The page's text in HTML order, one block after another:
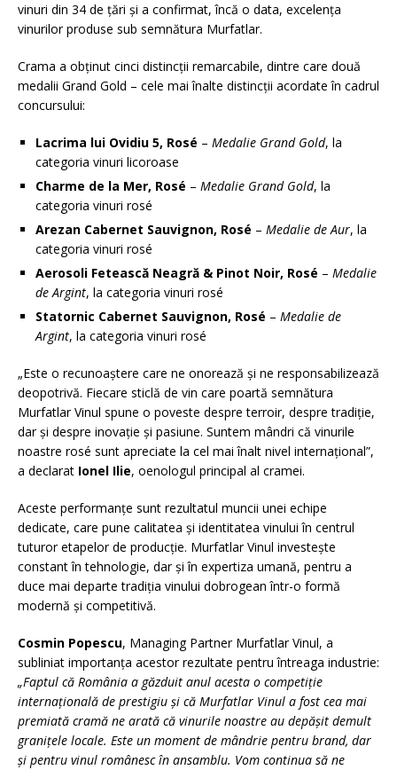
vinuri din 34 de țări și a confirmat, încă o data, excelența
vinurilor produse sub semnătura Murfatlar.
Crama a obținut cinci distincții remarcabile, dintre care două
medalii Grand Gold – cele mai înalte distincții acordate în cadrul
concursului:
Lacrima lui Ovidiu 5, Rosé – Medalie Grand Gold, la
categoria vinuri licoroase
Charme de la Mer, Rosé – Medalie Grand Gold, la
categoria vinuri rosé
Arezan Cabernet Sauvignon, Rosé – Medalie de Aur, la
categoria vinuri rosé
Aerosoli Fetească Neagră & Pinot Noir, Rosé – Medalie
de Argint, la categoria vinuri rosé
Statornic Cabernet Sauvignon, Rosé – Medalie de
Argint, la categoria vinuri rosé
„Este o recunoaștere care ne onorează și ne responsabilizează
deopotrivă. Fiecare sticlă de vin care poartă semnătura
Murfatlar Vinul spune o poveste despre terroir, despre tradiție,
dar și despre inovație și pasiune. Suntem mândri că vinurile
noastre rosé sunt apreciate la cel mai înalt nivel internațional”,
a declarat Ionel Ilie, oenologul principal al cramei.
Aceste performanțe sunt rezultatul muncii unei echipe
dedicate, care pune calitatea și identitatea vinului în centrul
tuturor etapelor de producție. Murfatlar Vinul investește
constant în tehnologie, dar și în expertiza umană, pentru a
duce mai departe tradiția vinului dobrogean într-o formă
modernă și competitivă.
Cosmin Popescu, Managing Partner Murfatlar Vinul, a
subliniat importanța acestor rezultate pentru întreaga industrie:
„Faptul că România a găzduit anul acesta o competiție
internațională de prestigiu și că Murfatlar Vinul a fost cea mai
premiată cramă ne arată că vinurile noastre au depășit demult
granițele locale. Este un moment de mândrie pentru brand, dar
și pentru vinul românesc în ansamblu. Vom continua să ne